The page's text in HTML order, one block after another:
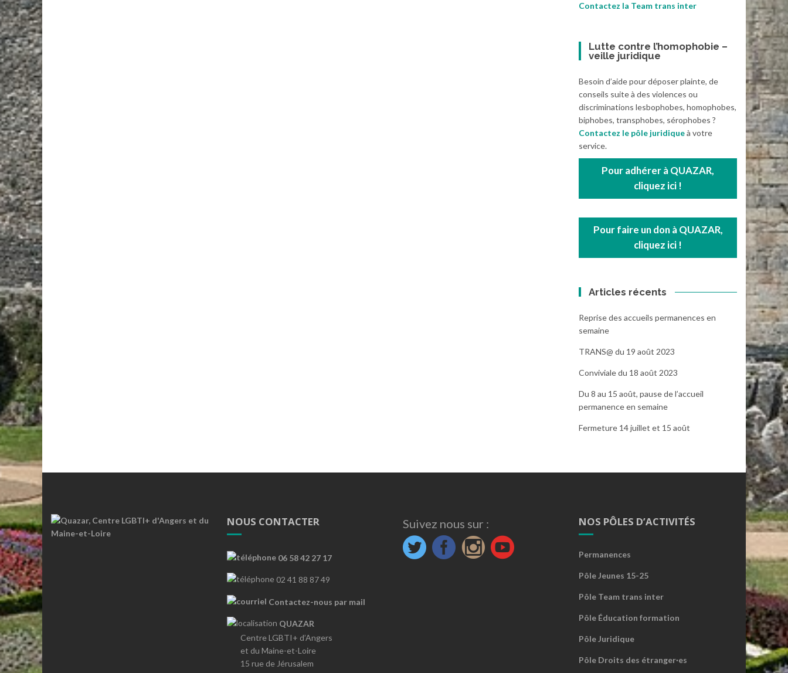
Contactez la Team trans inter
Lutte contre l’homophobie –
veille juridique
Besoin d’aide pour déposer plainte, de
conseils suite à des violences ou
discriminations lesbophobes, homophobes,
biphobes, transphobes, sérophobes ?
Contactez le pôle juridiqueà votre
service.
Pour adhérer à QUAZAR,
cliquez ici !
Pour faire un don à QUAZAR,
cliquez ici !
Articles récents
Reprise des accueils permanences en
semaine
TRANS@ du 19 août 2023
Conviviale du 18 août 2023
Du 8 au 15 août, pause de l’accueil
permanence en semaine
Fermeture 14 juillet et 15 août
NOUS CONTACTER
06 58 42 27 17
02 41 88 87 49
Contactez-nous par mail
QUAZAR
Centre LGBTI+ d’Angers
et du Maine-et-Loire
15 rue de Jérusalem
Suivez nous sur : NOS PÔLES D’ACTIVITÉS
Permanences
Pôle Jeunes 15-25
Pôle Team trans inter
Pôle Éducation formation
Pôle Juridique
Pôle Droits des étranger·es